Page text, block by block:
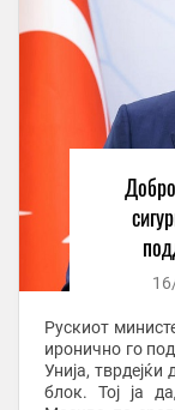
Рускиот
иронично го
Унија,
блок. Тој ја